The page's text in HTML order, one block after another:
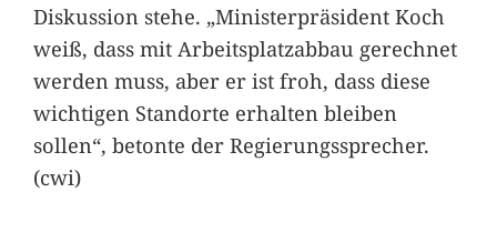
Diskussion stehe. „Ministerpräsident Koch
weiß, dass mit Arbeitsplatzabbau gerechnet
werden muss, aber er ist froh, dass diese
wichtigen Standorte erhalten bleiben
sollen“, betonte der Regierungssprecher.
(cwi)